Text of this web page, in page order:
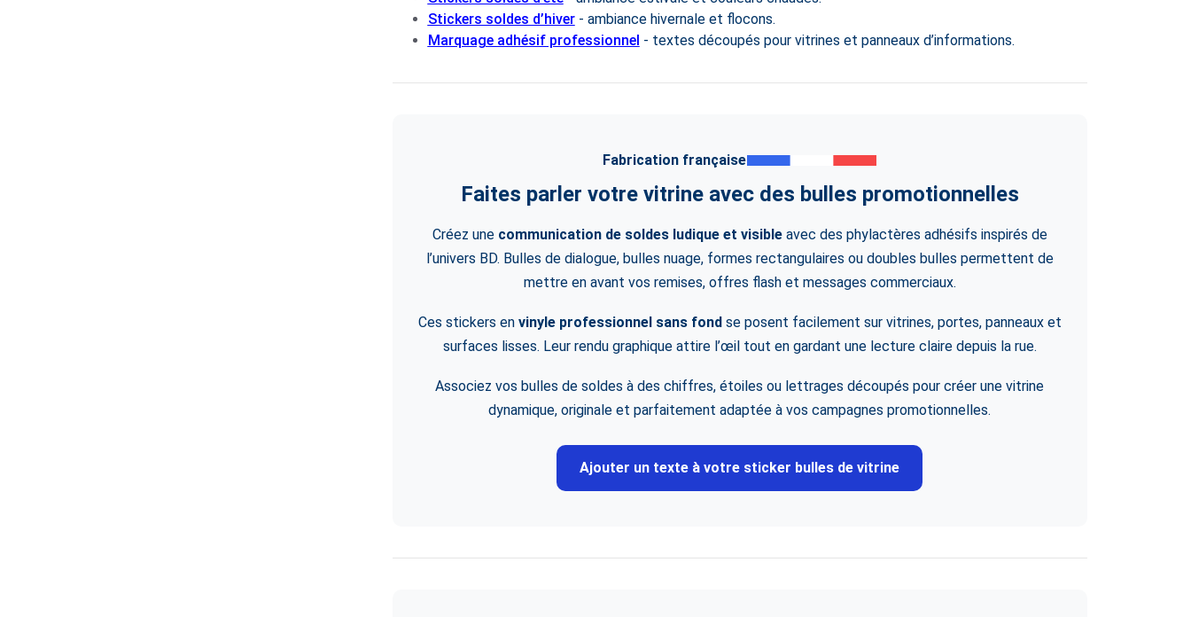
Stickers soldes d’hiver - ambiance hivernale et flocons.
Marquage adhésif professionnel - textes découpés pour vitrines et panneaux d’informations.
Fabrication française
Faites parler votre vitrine avec des bulles promotionnelles
Créez une communication de soldes ludique et visibleavec des phylactères adhésifs inspirés de
l’univers BD. Bulles de dialogue, bulles nuage, formes rectangulaires ou doubles bulles permettent de
mettre en avant vos remises, offres flash et messages commerciaux.
Ces stickers en vinyle professionnel sans fondse posent facilement sur vitrines, portes, panneaux et
surfaces lisses. Leur rendu graphique attire l’œil tout en gardant une lecture claire depuis la rue.
Associez vos bulles de soldes à des chiffres, étoiles ou lettrages découpés pour créer une vitrine
dynamique, originale et parfaitement adaptée à vos campagnes promotionnelles.
Ajouter un texte à votre sticker bulles de vitrine